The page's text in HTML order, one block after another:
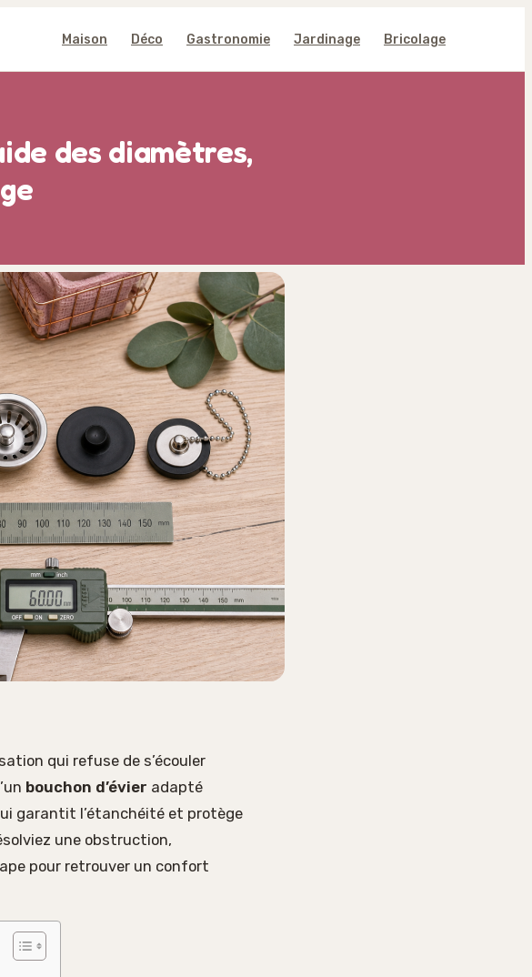
Maison Déco Gastronomie Jardinage Bricolage
des diamètres,
qui refuse de s’écouler
bouchon d’évier adapté
garantit l’étanchéité et protège
une obstruction,
pour retrouver un confort